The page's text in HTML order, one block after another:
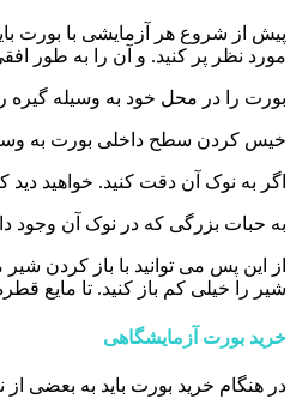
مورد نظر پر کنید. و آن را به طور
بورت را در محل خود به وسیله
خیس کردن سطح داخلی بورت به
اگر به نوک آن دقت کنید. خواهید
به حبات بزرگی که در نوک آن وجود
از این پس می توانید با باز کردن
شیر را خیلی کم باز کنید. تا مایع
خرید بورت آزمایشگاهی
در هنگام خرید بورت باید به بعضی